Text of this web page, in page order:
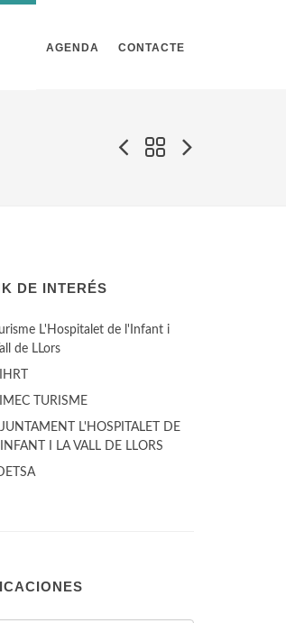
AGENDA CONTACTE
DE INTERÉS
L'Hospitalet de l'Infant i
de LLors
TURISME
L'HOSPITALET DE
I LA VALL DE LLORS